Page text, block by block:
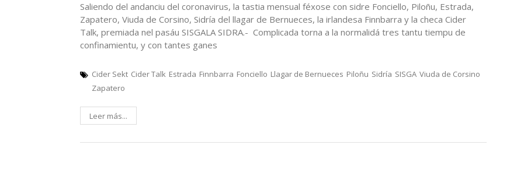
Saliendo del andanciu del coronavirus, la tastia mensual féxose con sidre Fonciello, Piloñu, Estrada,
Zapatero, Viuda de Corsino, Sidría del llagar de Bernueces, la irlandesa Finnbarra y la checa Cider
Talk, premiada nel pasáu SISGALA SIDRA.- Complicada torna a la normalidá tres tantu tiempu de
confinamientu, y con tantes ganes
Cider Sekt Cider Talk Estrada Finnbarra Fonciello Llagar de Bernueces Piloñu Sidría SISGA Viuda de Corsino
Zapatero
Leer más...